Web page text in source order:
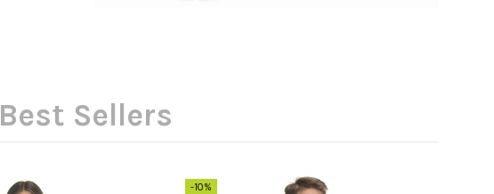
Best Sellers
-10%